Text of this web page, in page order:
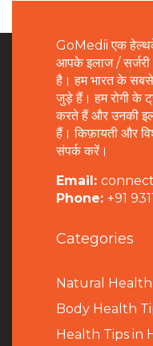
GoMedii एक
आपके इलाज / सर्जरी
है। हम भारत के
जुड़े हैं। हम रोगी के
करते हैं और उनकी
हैं। किफ़ायती और
संपर्क करें।
Email:
Phone: +91
Categories
Natural Health
Body Health
Health Tips in